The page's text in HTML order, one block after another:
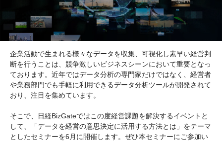
企業活動で生まれる様々なデータを収集、可視化し素早い経営判
断を行うことは、競争激しいビジネスシーンにおいて重要となっ
ております。近年ではデータ分析の専門家だけではなく、経営者
や業務部門でも手軽に利用できるデータ分析ツールが開発されて
おり、注目を集めています。
そこで、日経BizGateではこの度経営課題を解決するイベントと
して、「データを経営の意思決定に活用する方法とは」をテーマ
としたセミナーを6月に開催します。ぜひ本セミナーにご参加い